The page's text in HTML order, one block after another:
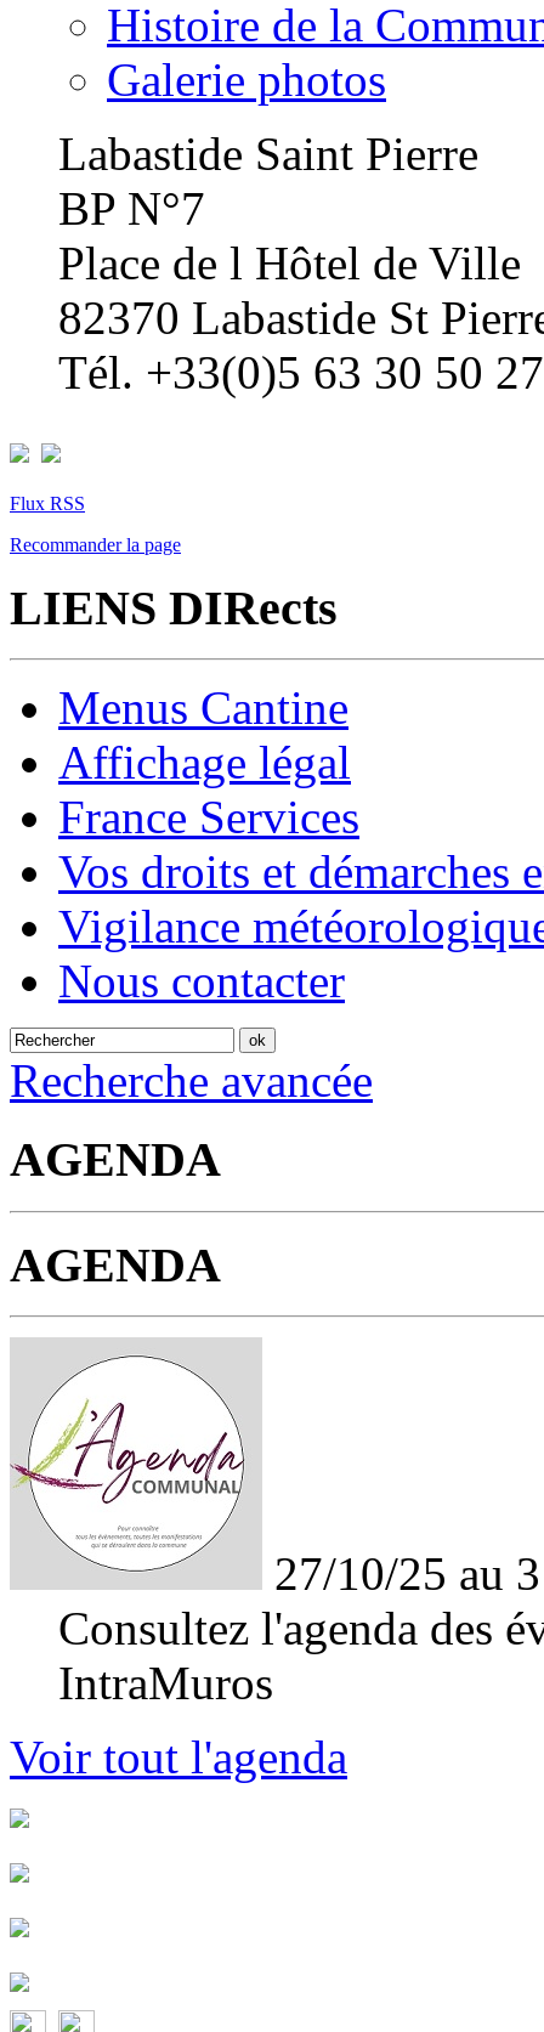
Histoire de la
Galerie photos
Labastide Saint Pierre
BP N°7
Place de l Hôtel de Ville
82370 Labastide St
Tél. +33(0)5 63 30 50 27
Flux RSS
Recommander la page
LIENS DIRects
Menus Cantine
Affichage légal
France Services
Vos droits et démarches
Vigilance
Nous contacter
Recherche avancée
AGENDA
AGENDA
27/10/25 au
Consultez l'agenda des
IntraMuros
Voir tout l'agenda